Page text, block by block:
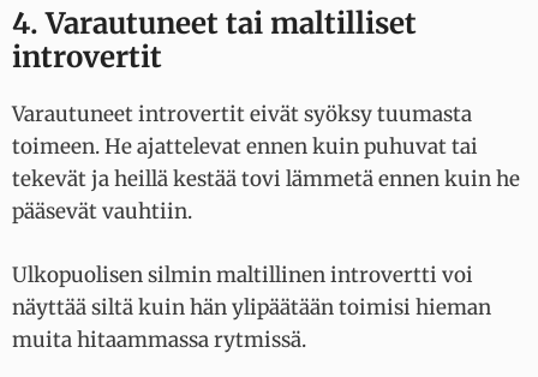
4. Varautuneet tai maltilliset
introvertit
Varautuneet introvertit eivät syöksy tuumasta
toimeen. He ajattelevat ennen kuin puhuvat tai
tekevät ja heillä kestää tovi lämmetä ennen kuin he
pääsevät vauhtiin.
Ulkopuolisen silmin maltillinen introvertti voi
näyttää siltä kuin hän ylipäätään toimisi hieman
muita hitaammassa rytmissä.